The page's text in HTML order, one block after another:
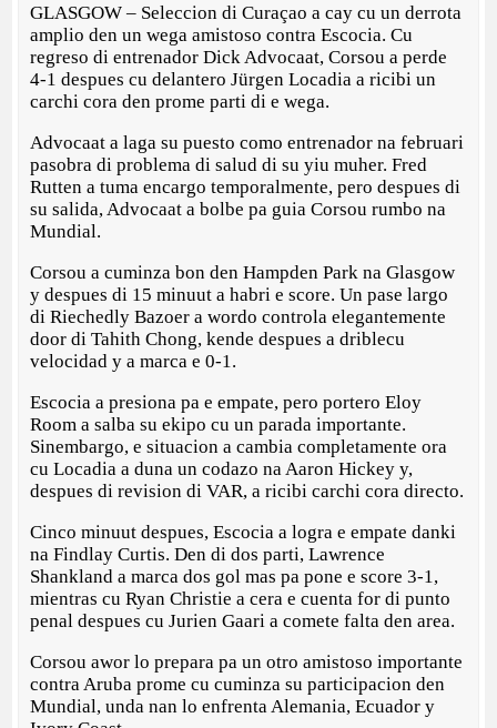
GLASGOW – Seleccion di Curaçao a cay cu un derrota
amplio den un wega amistoso contra Escocia. Cu
regreso di entrenador Dick Advocaat, Corsou a perde
4-1 despues cu delantero Jürgen Locadia a ricibi un
carchi cora den prome parti di e wega.
Advocaat a laga su puesto como entrenador na februari
pasobra di problema di salud di su yiu muher. Fred
Rutten a tuma encargo temporalmente, pero despues di
su salida, Advocaat a bolbe pa guia Corsou rumbo na
Mundial.
Corsou a cuminza bon den Hampden Park na Glasgow
y despues di 15 minuut a habri e score. Un pase largo
di Riechedly Bazoer a wordo controla elegantemente
door di Tahith Chong, kende despues a driblecu
velocidad y a marca e 0-1.
Escocia a presiona pa e empate, pero portero Eloy
Room a salba su ekipo cu un parada importante.
Sinembargo, e situacion a cambia completamente ora
cu Locadia a duna un codazo na Aaron Hickey y,
despues di revision di VAR, a ricibi carchi cora directo.
Cinco minuut despues, Escocia a logra e empate danki
na Findlay Curtis. Den di dos parti, Lawrence
Shankland a marca dos gol mas pa pone e score 3-1,
mientras cu Ryan Christie a cera e cuenta for di punto
penal despues cu Jurien Gaari a comete falta den area.
Corsou awor lo prepara pa un otro amistoso importante
contra Aruba prome cu cuminza su participacion den
Mundial, unda nan lo enfrenta Alemania, Ecuador y